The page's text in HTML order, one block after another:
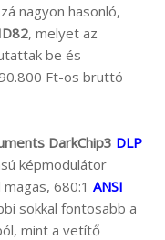
nagyon hasonló,
, melyet az
be és
Ft-os bruttó
DarkChip3 DLP
képmodulátor
680:1 ANSI
sokkal fontosabb a
mint a vetítő